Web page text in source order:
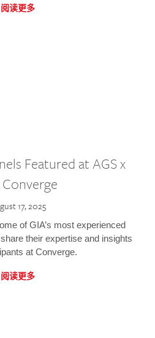
阅读更多
Featured at AGS x
17, 2025
of GIA’s most experienced
their expertise and insights
at Converge.
阅读更多